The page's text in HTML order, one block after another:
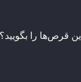
قرص‌ها را بگویید؟